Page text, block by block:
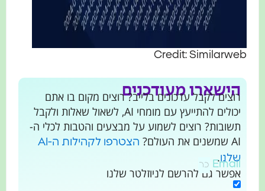
Credit: Similarweb
הישארו מעודכנים
רוצים לקבל עדכונים בלייב? רוצים מקום בו אתם
יכולים להתייעץ עם מומחי AI, לשאול שאלות ולקבל
תשובות? רוצים לשמוע על מבצעים והטבות לכלי ה-
AI שמשנים את העולם?
הצטרפו לקהילות ה-AI
שלנו.
אפשר גם להרשם לניוזלטר שלנו
Email